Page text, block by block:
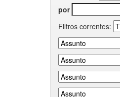
por
Filtros correntes: